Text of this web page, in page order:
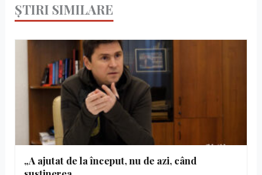
ȘTIRI SIMILARE
„A ajutat de la început, nu de azi, când